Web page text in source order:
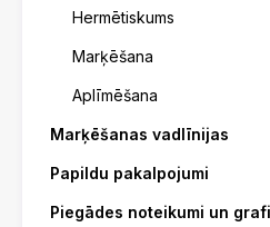
Hermētiskums
Marķēšana
Aplīmēšana
Marķēšanas vadlīnijas
Papildu pakalpojumi
Piegādes noteikumi un